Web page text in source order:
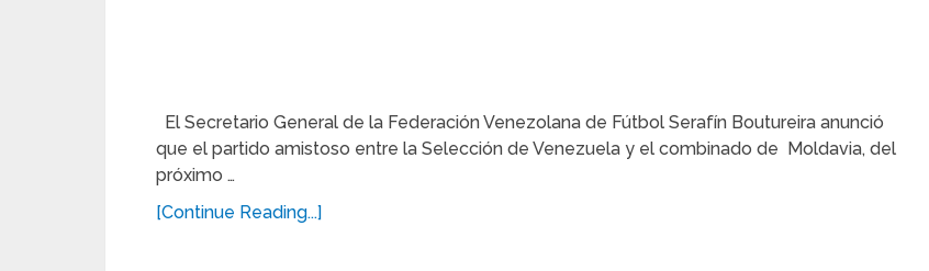
El Secretario General de la Federación Venezolana de Fútbol Serafín Boutureira anunció
que el partido amistoso entre la Selección de Venezuela y el combinado de Moldavia, del
próximo …
[Continue Reading...]